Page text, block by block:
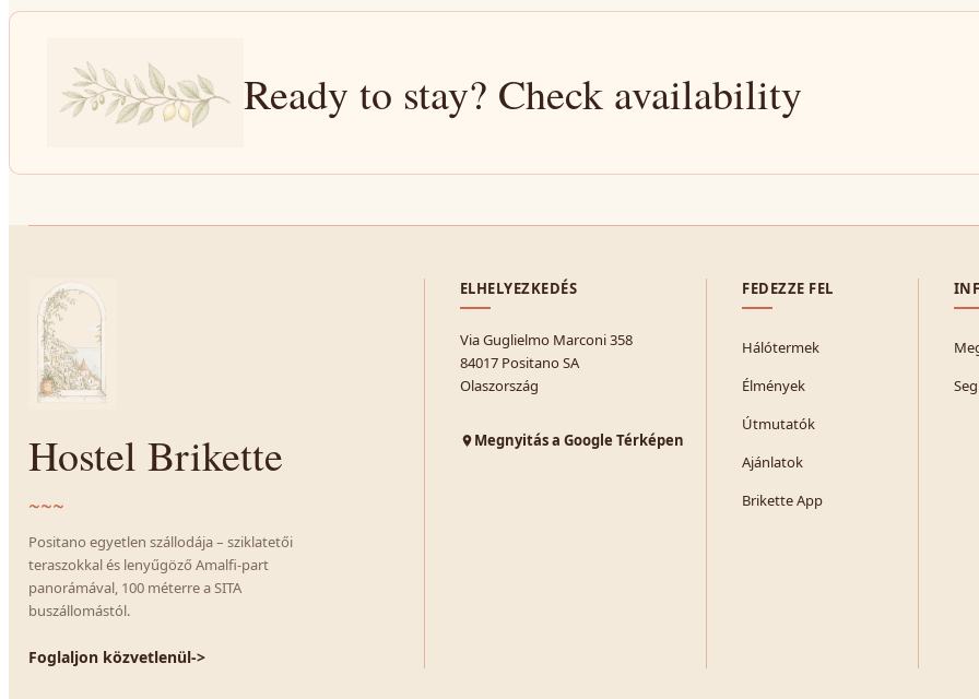
Ready to stay? Check availability
Hostel Brikette
~~~
Positano egyetlen szállodája – sziklatetői
teraszokkal és lenyűgöző Amalfi-part
panorámával, 100 méterre a SITA
buszállomástól.
Foglaljon közvetlenül->
ELHELYEZKEDÉS
Via Guglielmo Marconi 358
84017 Positano SA
Olaszország
Megnyitás a Google Térképen
FEDEZZE FEL
Hálótermek
Élmények
Útmutatók
Ajánlatok
Brikette App